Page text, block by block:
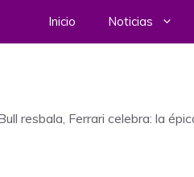
Inicio Noticias
resbala, Ferrari celebra: la